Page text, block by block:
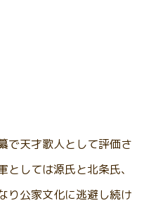
で天才歌人として評価さ
しては源氏と北条氏、
り公家文化に逃避し続け